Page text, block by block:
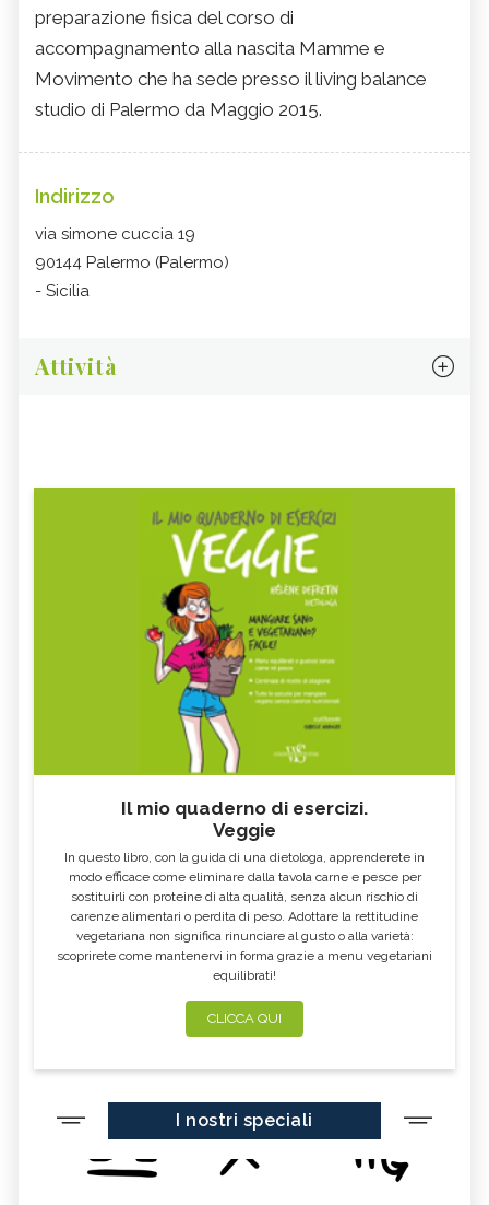
preparazione fisica del corso di
accompagnamento alla nascita Mamme e
Movimento che ha sede presso il living balance
studio di Palermo da Maggio 2015.
Indirizzo
via simone cuccia 19
90144 Palermo (Palermo)
- Sicilia
Attività
Il mio quaderno di esercizi.
Veggie
In questo libro, con la guida di una dietologa, apprenderete in
modo efficace come eliminare dalla tavola carne e pesce per
sostituirli con proteine di alta qualità, senza alcun rischio di
carenze alimentari o perdita di peso. Adottare la rettitudine
vegetariana non significa rinunciare al gusto o alla varietà:
scoprirete come mantenervi in forma grazie a menu vegetariani
equilibrati!
CLICCA QUI
I nostri speciali